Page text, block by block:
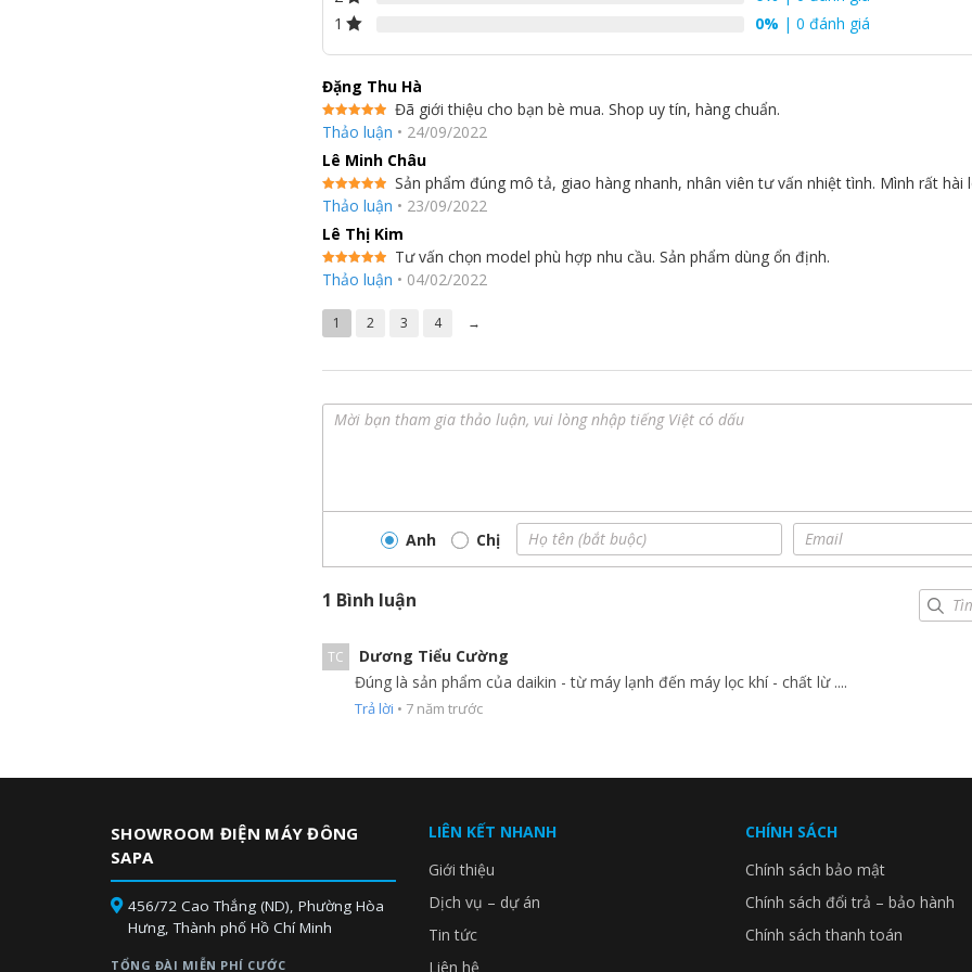
sử dụng phóng điện plasma để giải phóng ion vào không khí, kết hợp với các thành
phần của không khí để hình thành các phân tử hoạt động có cường độ oxy hóa mạnh như gốc OH. Những phần từ
này dính vào bề mặt của nấm các chất gây dị ứng và phân hủy protein trong không khí bằng oxy hóa
Phin lọc tĩnh điện HEPA
Được trang bị phin lọc hiệu suất cao lọc được 99.97% những hạt bụi có kích thước nhỏ 0.3 micromet
bụi dựa vào độ mịn của lưới lọc. Vì vậy không khí lớn hơn có thể đi qua phin lọc. Nhờ đó mà phin lọc có thể lọc được
1
0% | 0 đánh giá
Đặng Thu Hà
Được xếp
hạng5 5
Đã giới thiệu cho bạn bè mua. Shop uy tín, hàng chuẩn.
Thảo luận • 24/09/2022
Lê Minh Châu
Được xếp
hạng5 5
Sản phẩm đúng mô tả, giao hàng nhanh, nhân viên tư vấn nhiệt tình. Mình rất hài
Thảo luận • 23/09/2022
Lê Thị Kim
Được xếp
hạng5 5
Tư vấn chọn model phù hợp nhu cầu. Sản phẩm dùng ổn định.
Thảo luận • 04/02/2022
1 2 3 4 →
Anh Chị
1 Bình luận
TC
Dương Tiểu Cường
Đúng là sản phẩm của daikin - từ máy lạnh đến máy lọc khí - chất lừ ....
Trả lời • 7 năm trước
SHOWROOM ĐIỆN MÁY ĐÔNG
SAPA
456/72 Cao Thắng (ND), Phường Hòa
Hưng, Thành phố Hồ Chí Minh
TỔNG ĐÀI MIỄN PHÍ CƯỚC
LIÊN KẾT NHANH
Giới thiệu
Dịch vụ – dự án
Tin tức
Liên hệ
CHÍNH SÁCH
Chính sách bảo mật
Chính sách đổi trả – bảo hành
Chính sách thanh toán